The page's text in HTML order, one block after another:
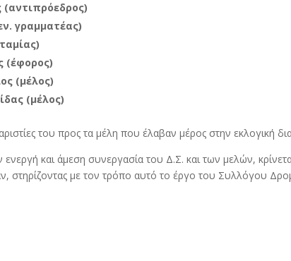
(αντιπρόεδρος)
γραμματέας)
(έφορος)
(μέλος)
(μέλος)
του προς τα μέλη που έλαβαν μέρος στην εκλογική
και άμεση συνεργασία του Δ.Σ. και των μελών,
στηρίζοντας με τον τρόπο αυτό το έργο του Συλλόγου